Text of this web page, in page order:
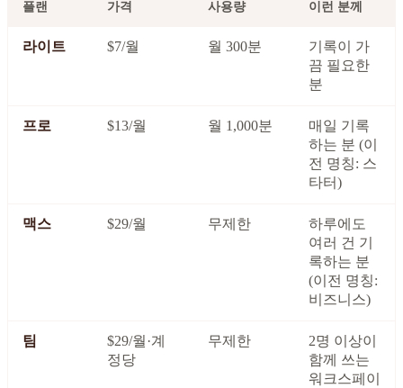
플랜 가격 사용량 이런 분께
라이트 $7/월 월 300분
기록이 가
끔 필요한
분
프로 $13/월 월 1,000분
매일 기록
하는 분 (이
전 명칭: 스
타터)
맥스 $29/월 무제한
하루에도
여러 건 기
록하는 분
(이전 명칭:
비즈니스)
팀
$29/월·계
정당
무제한
2명 이상이
함께 쓰는
워크스페이